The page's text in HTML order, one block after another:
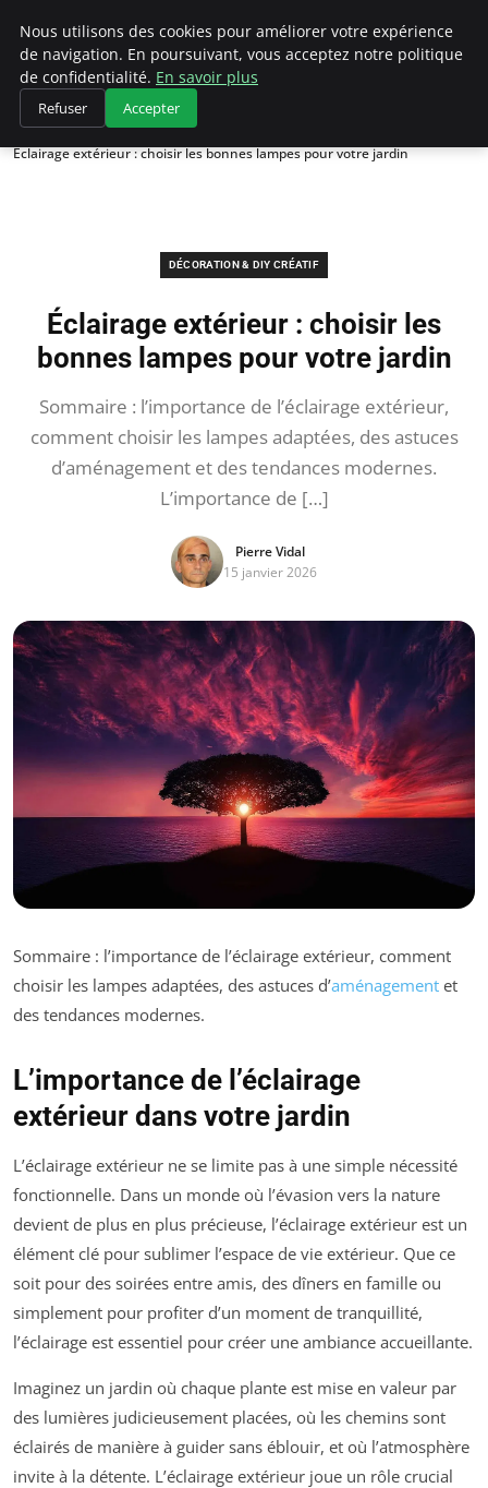
Bricoler Comme Un Pro
Accueil
Décoration & DIY créatif
Éclairage extérieur : choisir les bonnes lampes pour votre jardin
DÉCORATION & DIY CRÉATIF
Éclairage extérieur : choisir les
bonnes lampes pour votre jardin
Sommaire : l’importance de l’éclairage extérieur,
comment choisir les lampes adaptées, des astuces
d’aménagement et des tendances modernes.
L’importance de […]
Pierre Vidal
15 janvier 2026
Sommaire : l’importance de l’éclairage extérieur, comment
choisir les lampes adaptées, des astuces d’aménagement et
des tendances modernes.
L’importance de l’éclairage
extérieur dans votre jardin
L’éclairage extérieur ne se limite pas à une simple nécessité
fonctionnelle. Dans un monde où l’évasion vers la nature
devient de plus en plus précieuse, l’éclairage extérieur est un
élément clé pour sublimer l’espace de vie extérieur. Que ce
soit pour des soirées entre amis, des dîners en famille ou
simplement pour profiter d’un moment de tranquillité,
l’éclairage est essentiel pour créer une ambiance accueillante.
Imaginez un jardin où chaque plante est mise en valeur par
des lumières judicieusement placées, où les chemins sont
éclairés de manière à guider sans éblouir, et où l’atmosphère
invite à la détente. L’éclairage extérieur joue un rôle crucial
Nous utilisons des cookies pour améliorer votre expérience
de navigation. En poursuivant, vous acceptez notre politique
de confidentialité. En savoir plus
Refuser Accepter